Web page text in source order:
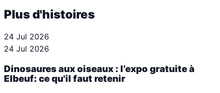
Plus d'histoires
24 Jul 2026
24 Jul 2026
Dinosaures aux oiseaux : l’expo gratuite à
Elbeuf: ce qu'il faut retenir